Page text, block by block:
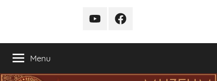
kanal
funpage
Menu